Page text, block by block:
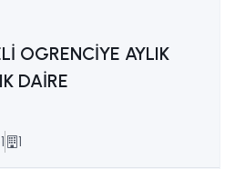
OGRENCİYE AYLIK
DAİRE
1